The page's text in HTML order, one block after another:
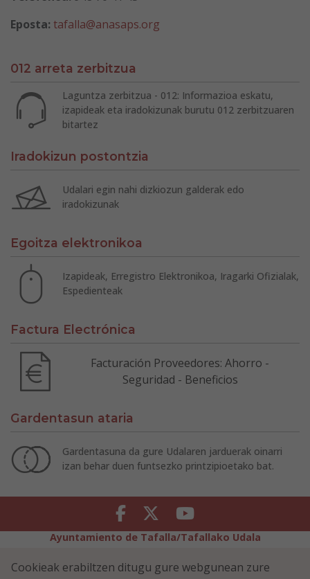
Eposta: tafalla@anasaps.org
012 arreta zerbitzua
Laguntza zerbitzua - 012: Informazioa eskatu,
izapideak eta iradokizunak burutu 012 zerbitzuaren
bitartez
Iradokizun postontzia
Udalari egin nahi dizkiozun galderak edo
iradokizunak
Egoitza elektronikoa
Izapideak, Erregistro Elektronikoa, Iragarki Ofizialak,
Espedienteak
Factura Electrónica
Facturación Proveedores: Ahorro -
Seguridad - Beneficios
Gardentasun ataria
Gardentasuna da gure Udalaren jarduerak oinarri
izan behar duen funtsezko printzipioetako bat.
Facebook Twitter Youtube
Ayuntamiento de Tafalla/Tafallako Udala
Erabilerreztasuna
Cookiei buruzko politika
Cookieak erabiltzen ditugu gure webgunean zure